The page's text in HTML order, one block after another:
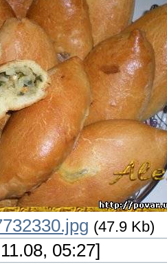
(47.9 Kb)
05:27]